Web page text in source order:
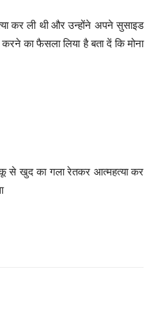
कर ली थी और उन्होंने अपने सुसाइड
का फैसला लिया है बता दें कि मोना
से खुद का गला रेतकर आत्महत्या कर